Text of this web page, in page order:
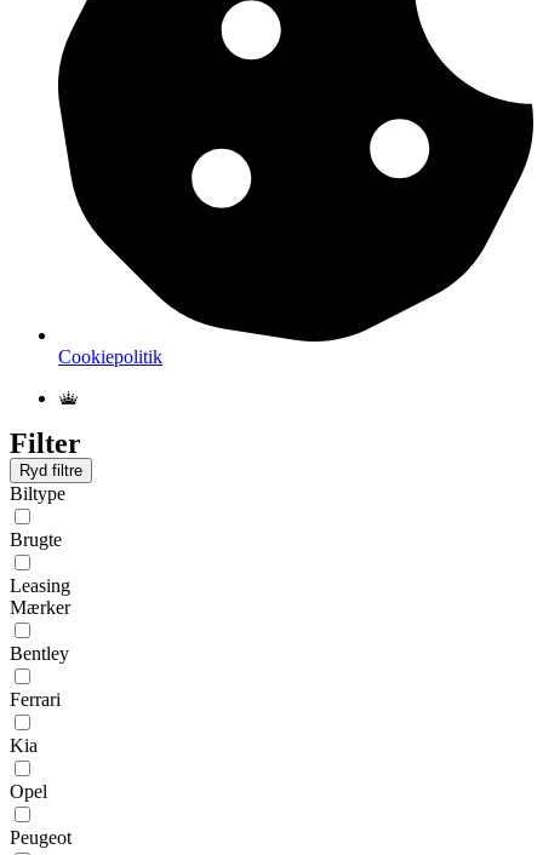
Cookiepolitik
Filter
Ryd filtre
Biltype
Brugte
Leasing
Mærker
Bentley
Ferrari
Kia
Opel
Peugeot